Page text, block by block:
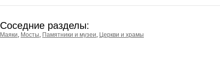
Соседние разделы:
Маяки, Мосты, Памятники и музеи, Церкви и храмы